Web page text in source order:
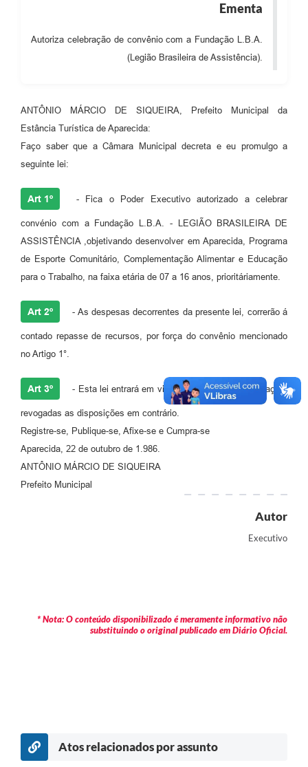
Audiências Públicas
Arquivos para Download
Galeria de Vídeos
Participe mais
Contas Públicas
Editais
Jornal
Agenda
Notícias
FAQ
Ementa
Autoriza celebração de convênio com a Fundação L.B.A.
(Legião Brasileira de Assistência).
ANTÔNIO MÁRCIO DE SIQUEIRA, Prefeito Municipal da
Estância Turística de Aparecida:
Faço saber que a Câmara Municipal decreta e eu promulgo a
seguinte lei:
Art 1º - Fica o Poder Executivo autorizado a celebrar
convénio com a Fundação L.B.A. - LEGIÃO BRASILEIRA DE
ASSISTÊNCIA ,objetivando desenvolver em Aparecida, Programa
de Esporte Comunitário, Complementação Alimentar e Educação
para o Trabalho, na faixa etária de 07 a 16 anos, prioritáriamente.
Art 2º - As despesas decorrentes da presente lei, correrão á
contado repasse de recursos, por força do convênio mencionado
no Artigo 1°.
Art 3º - Esta lei entrará em vigor na data da sua publicação,
revogadas as disposições em contrário.
Registre-se, Publique-se, Afixe-se e Cumpra-se
Aparecida, 22 de outubro de 1.986.
ANTÔNIO MÁRCIO DE SIQUEIRA
Prefeito Municipal
Autor
Executivo
* Nota: O conteúdo disponibilizado é meramente informativo não
substituindo o original publicado em Diário Oficial.
Atos relacionados por assunto